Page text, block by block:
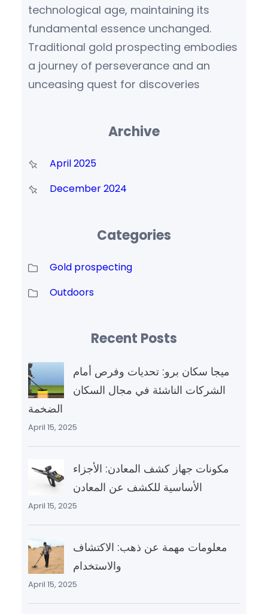
technological age, maintaining its
fundamental essence unchanged.
Traditional gold prospecting embodies
a journey of perseverance and an
unceasing quest for discoveries
Archive
April 2025
December 2024
Categories
Gold prospecting
Outdoors
Recent Posts
ميجا سكان برو: تحديات وفرص أمام
الشركات الناشئة في مجال السكان
الضخمة
April 15, 2025
مكونات جهاز كشف المعادن: الأجزاء
الأساسية للكشف عن المعادن
April 15, 2025
معلومات مهمة عن ذهب: الاكتشاف
والاستخدام
April 15, 2025